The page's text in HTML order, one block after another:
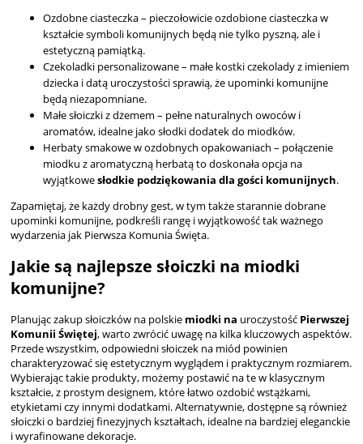
Ozdobne ciasteczka – pieczołowicie ozdobione ciasteczka w
kształcie symboli komunijnych będą nie tylko pyszną, ale i
estetyczną pamiątką.
Czekoladki personalizowane – małe kostki czekolady z imieniem
dziecka i datą uroczystości sprawią, że upominki komunijne
będą niezapomniane.
Małe słoiczki z dżemem – pełne naturalnych owoców i
aromatów, idealne jako słodki dodatek do miodków.
Herbaty smakowe w ozdobnych opakowaniach – połączenie
miodku z aromatyczną herbatą to doskonała opcja na
wyjątkowesłodkie podziękowania dla gości komunijnych.
Zapamiętaj, że każdy drobny gest, w tym także starannie dobrane
upominki komunijne, podkreśli rangę i wyjątkowość tak ważnego
wydarzenia jak Pierwsza Komunia Święta.
Jakie są najlepsze słoiczki na miodki
komunijne?
Planując zakup słoiczków na polskie miodki na uroczystość Pierwszej
Komunii Świętej, warto zwrócić uwagę na kilka kluczowych aspektów.
Przede wszystkim, odpowiedni słoiczek na miód powinien
charakteryzować się estetycznym wyglądem i praktycznym rozmiarem.
Wybierając takie produkty, możemy postawić na te w klasycznym
kształcie, z prostym designem, które łatwo ozdobić wstążkami,
etykietami czy innymi dodatkami. Alternatywnie, dostępne są również
słoiczki o bardziej finezyjnych kształtach, idealne na bardziej eleganckie
i wyrafinowane dekoracje.